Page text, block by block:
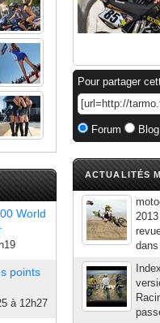
World
points
à 12h27
Pour partager
Forum
ACTUALITÉS